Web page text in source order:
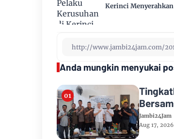
Kerinci
Anda mungkin menyukai
Jambi24Jam
Aug 17, 2026